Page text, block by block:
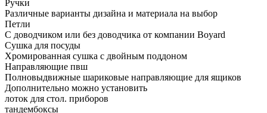
Ручки
Различные варианты дизайна и материала на выбор
Петли
С доводчиком или без доводчика от компании Boyard
Сушка для посуды
Хромированная сушка с двойным поддоном
Направляющие пвш
Полновыдвижные шариковые направляющие для ящиков
Дополнительно можно установить
лоток для стол. приборов
тандембоксы